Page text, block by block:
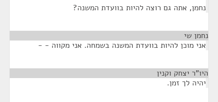
נחמן, אתה גם רוצה להיות בוועדת המשנה?
נחמן שי
אני מוכן להיות בוועדת המשנה בשמחה. אני מקווה - -
היו"ר יצחק וקנין
יהיה לך זמן.